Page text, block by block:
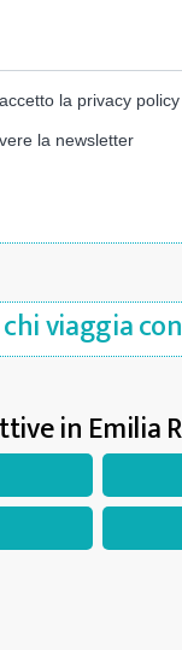
la privacy policy
la newsletter
viaggia
in Emilia